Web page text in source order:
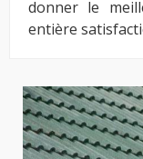
donner le
entière